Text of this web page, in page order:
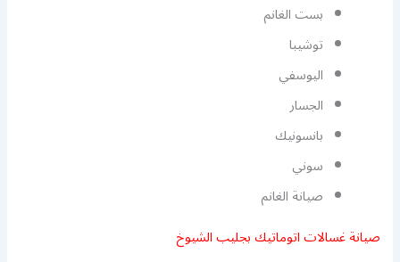
بست الغانم
توشيبا
اليوسفي
الجسار
بانسونيك
سوني
صيانة الغانم
صيانة غسالات اتوماتيك بجليب الشيوخ